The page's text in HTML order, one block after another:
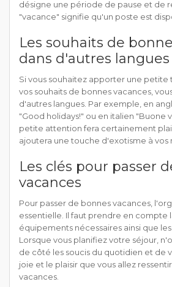
désigne une période de pause et de
"vacance" signifie qu'un poste est
Les souhaits de
dans d'autres langues
Si vous souhaitez apporter une
vos souhaits de bonnes vacances,
d'autres langues. Par exemple, en
"Good holidays!" ou en italien "Buone
petite attention fera certainement
ajoutera une touche d'exotisme à vos
Les clés pour passer
vacances
Pour passer de bonnes vacances,
essentielle. Il faut prendre en compte
équipements nécessaires ainsi que
Lorsque vous planifiez votre séjour,
de côté les soucis du quotidien et de
joie et le plaisir que vous allez
vacances.